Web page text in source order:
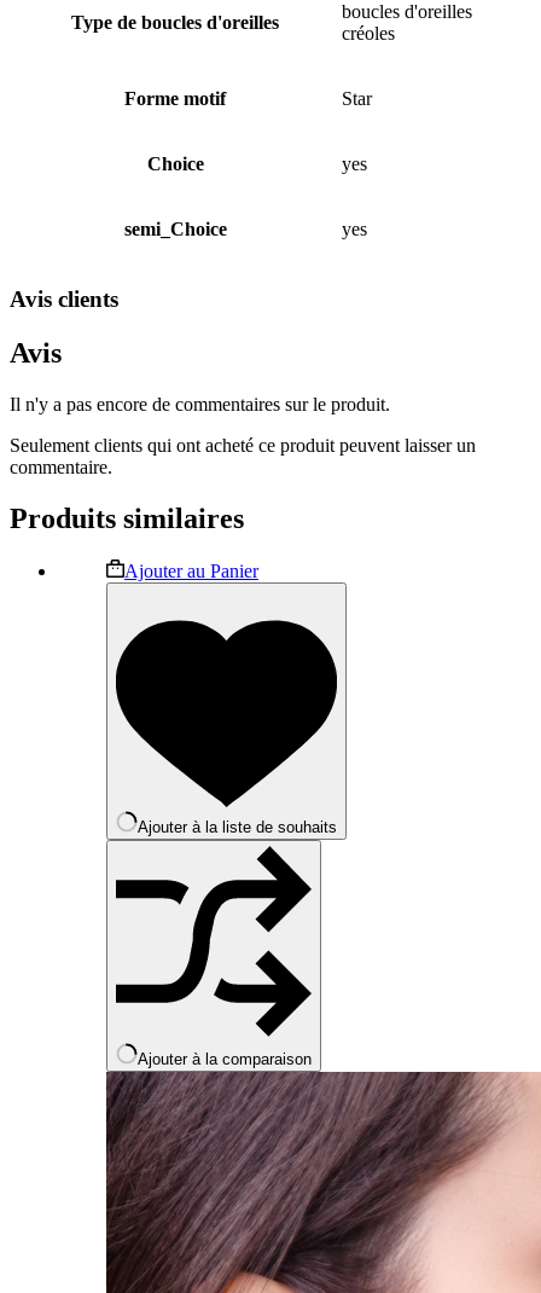
Type de boucles d'oreilles
boucles d'oreilles
créoles
Forme motif Star
Choice yes
semi_Choice yes
Avis clients
Avis
Il n'y a pas encore de commentaires sur le produit.
Seulement clients qui ont acheté ce produit peuvent laisser un
commentaire.
Produits similaires
Ajouter au PanierCe
produit
plusieurs
variations.
choisies
sur
page
du
produit
Ajouter à la liste de souhaits
Ajouter à la comparaison